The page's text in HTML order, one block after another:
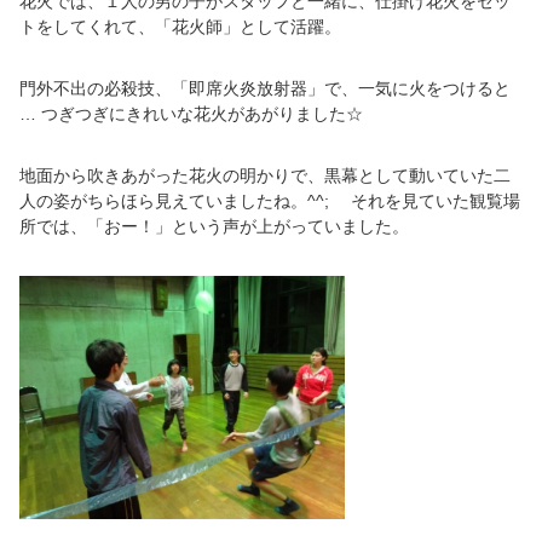
トをしてくれて、「花火師」として活躍。
門外不出の必殺技、「即席火炎放射器」で、一気に火をつけると
… つぎつぎにきれいな花火があがりました☆
地面から吹きあがった花火の明かりで、黒幕として動いていた二
人の姿がちらほら見えていましたね。^^; それを見ていた観覧場
所では、「おー！」という声が上がっていました。